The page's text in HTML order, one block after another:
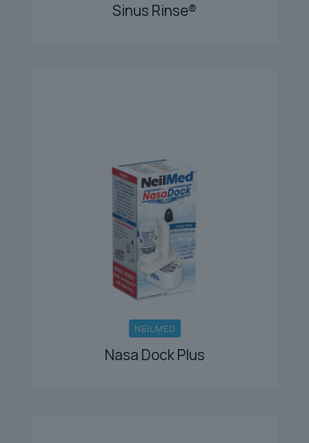
Sinus Rinse®
NEILMED
Nasa Dock Plus